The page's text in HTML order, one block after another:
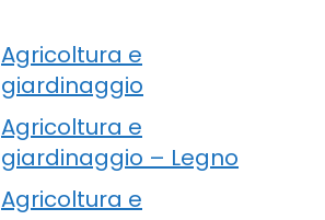
Agricoltura e
giardinaggio
Agricoltura e
giardinaggio – Legno
Agricoltura e